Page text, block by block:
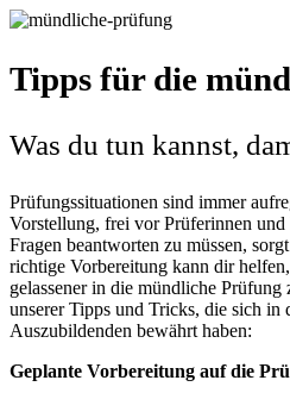
Tipps für die
Was du tun kannst,
Prüfungssituationen sind immer
Vorstellung, frei vor Prüferinnen und
Fragen beantworten zu müssen,
richtige Vorbereitung kann dir
gelassener in die mündliche
unserer Tipps und Tricks, die sich in
Auszubildenden bewährt haben:
Geplante Vorbereitung auf die